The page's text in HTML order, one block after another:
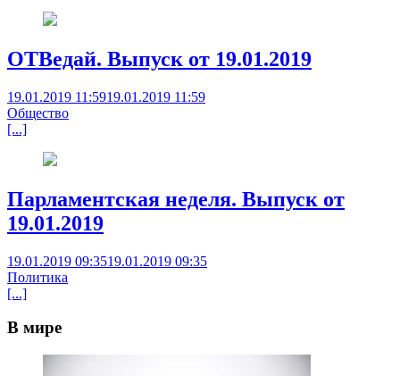
ОТВедай. Выпуск от 19.01.2019
19.01.2019 11:5919.01.2019 11:59
Общество
[...]
Парламентская неделя. Выпуск от
19.01.2019
19.01.2019 09:3519.01.2019 09:35
Политика
[...]
В мире